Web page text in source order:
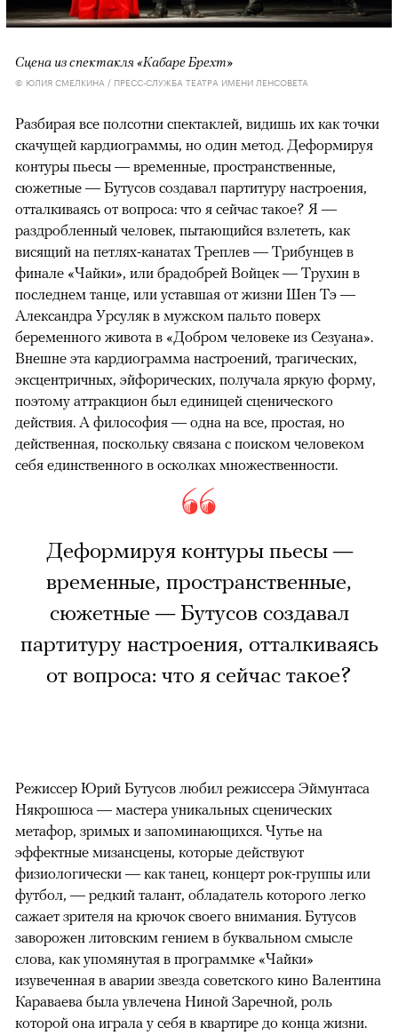
Сцена из спектакля «Кабаре Брехт»
© ЮЛИЯ СМЕЛКИНА / ПРЕСС-СЛУЖБА ТЕАТРА ИМЕНИ ЛЕНСОВЕТА
Разбирая все полсотни спектаклей, видишь их как точки
скачущей кардиограммы, но один метод. Деформируя
контуры пьесы — временные, пространственные,
сюжетные — Бутусов создавал партитуру настроения,
отталкиваясь от вопроса: что я сейчас такое? Я —
раздробленный человек, пытающийся взлететь, как
висящий на петлях-канатах Треплев — Трибунцев в
финале «Чайки», или брадобрей Войцек — Трухин в
последнем танце, или уставшая от жизни Шен Тэ —
Александра Урсуляк в мужском пальто поверх
беременного живота в «Добром человеке из Сезуана».
Внешне эта кардиограмма настроений, трагических,
эксцентричных, эйфорических, получала яркую форму,
поэтому аттракцион был единицей сценического
действия. А философия — одна на все, простая, но
действенная, поскольку связана с поиском человеком
себя единственного в осколках множественности.
Деформируя контуры пьесы —
временные, пространственные,
сюжетные — Бутусов создавал
партитуру настроения, отталкиваясь
от вопроса: что я сейчас такое?
Режиссер Юрий Бутусов любил режиссера Эймунтаса
Някрошюса — мастера уникальных сценических
метафор, зримых и запоминающихся. Чутье на
эффектные мизансцены, которые действуют
физиологически — как танец, концерт рок-группы или
футбол, — редкий талант, обладатель которого легко
сажает зрителя на крючок своего внимания. Бутусов
заворожен литовским гением в буквальном смысле
слова, как упомянутая в программке «Чайки»
изувеченная в аварии звезда советского кино Валентина
Караваева была увлечена Ниной Заречной, роль
которой она играла у себя в квартире до конца жизни.